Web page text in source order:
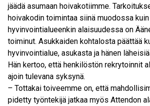
jäädä asumaan hoivakotiimme.
hoivakodin toimintaa siinä muodossa
hyvinvointialueenkin alaisuudessa on
toiminut. Asukkaiden kohtalosta päättää
hyvinvointialue, asukasta ja hänen
Hän kertoo, että henkilöstön rekrytoinnit
ajoin tulevana syksynä.
– Tottakai toiveemme on, että
pidetty työntekijä jatkaa myös Attendon